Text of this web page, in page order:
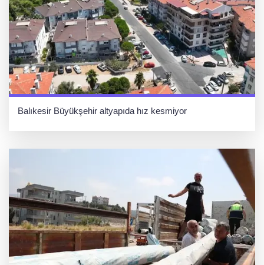
Balıkesir Büyükşehir altyapıda hız kesmiyor